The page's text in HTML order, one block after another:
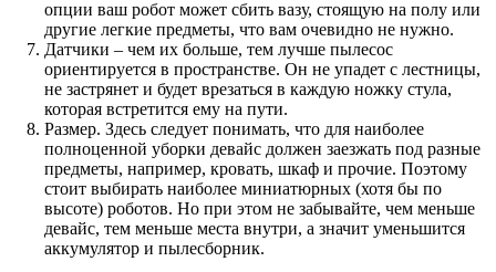
опции ваш робот может сбить вазу, стоящую на полу или
другие легкие предметы, что вам очевидно не нужно.
Датчики – чем их больше, тем лучше пылесос
ориентируется в пространстве. Он не упадет с лестницы,
не застрянет и будет врезаться в каждую ножку стула,
которая встретится ему на пути.
Размер. Здесь следует понимать, что для наиболее
полноценной уборки девайс должен заезжать под разные
предметы, например, кровать, шкаф и прочие. Поэтому
стоит выбирать наиболее миниатюрных (хотя бы по
высоте) роботов. Но при этом не забывайте, чем меньше
девайс, тем меньше места внутри, а значит уменьшится
аккумулятор и пылесборник.